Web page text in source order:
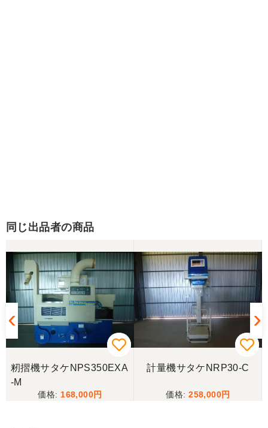
同じ出品者の商品
籾摺機サタケNPS350EXA
-M
168,000
計量機サタケNRP30-C
258,000